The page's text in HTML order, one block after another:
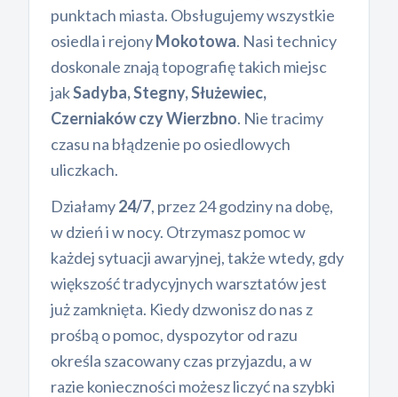
punktach miasta. Obsługujemy wszystkie
osiedla i rejonyMokotowa. Nasi technicy
doskonale znają topografię takich miejsc
jakSadyba, Stegny, Służewiec,
Czerniaków czy Wierzbno. Nie tracimy
czasu na błądzenie po osiedlowych
uliczkach.
Działamy24/7, przez 24 godziny na dobę,
w dzień i w nocy. Otrzymasz pomoc w
każdej sytuacji awaryjnej, także wtedy, gdy
większość tradycyjnych warsztatów jest
już zamknięta. Kiedy dzwonisz do nas z
prośbą o pomoc, dyspozytor od razu
określa szacowany czas przyjazdu, a w
razie konieczności możesz liczyć na szybki